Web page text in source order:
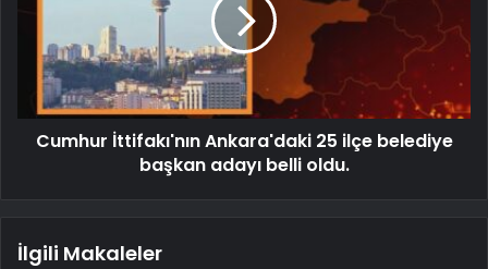
Cumhur İttifakı'nın Ankara'daki 25 ilçe belediye
başkan adayı belli oldu.
İlgili Makaleler